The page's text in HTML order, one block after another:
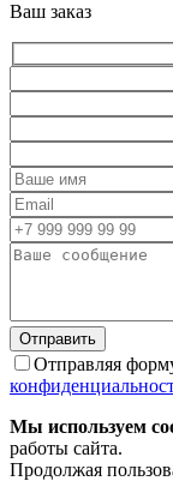
Ваш заказ
Отправляя
Мы используем
работы сайта.
Продолжая